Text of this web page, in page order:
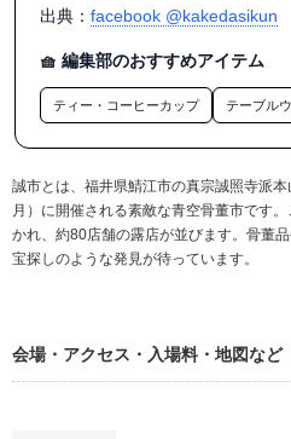
ん。すてきな骨董・美味しいグ
さい！これからもよろしくお願
出典： facebook @kakedasikun
🧺 編集部のおすすめアイテム
ティー・コーヒーカップ テーブル
誠市とは、福井県鯖江市の真宗誠照寺派
月）に開催される素敵な青空骨董市です
かれ、約80店舗の露店が並びます。骨董
宝探しのような発見が待っています。
会場・アクセス・入場料・地図など